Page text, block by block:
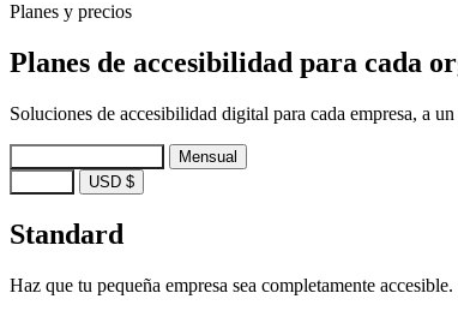
Planes y precios
Planes de accesibilidad para cada
Soluciones de accesibilidad digital para cada empresa, a
Mensual
USD $
Standard
Haz que tu pequeña empresa sea completamente accesible.